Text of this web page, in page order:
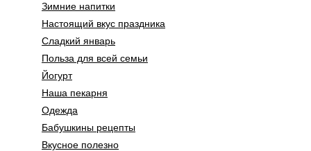
Зимние напитки
Настоящий вкус праздника
Сладкий январь
Польза для всей семьи
Йогурт
Наша пекарня
Одежда
Бабушкины рецепты
Вкусное полезно